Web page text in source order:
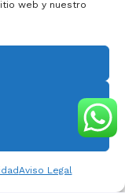
web y nuestro
Aviso Legal
los derechos